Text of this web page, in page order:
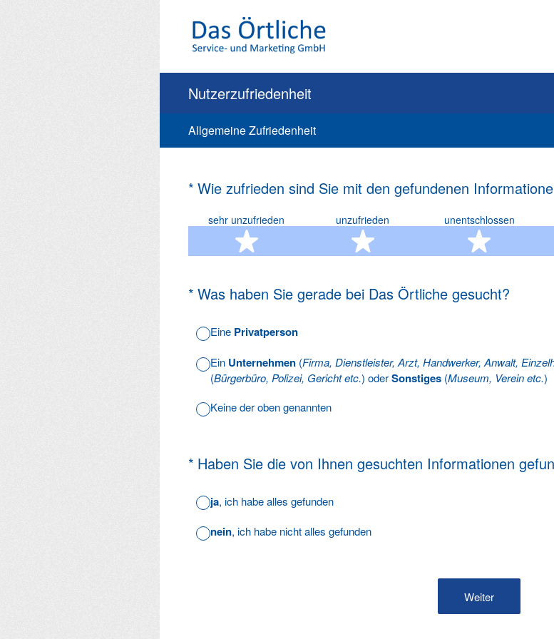
Nutzerzufriedenheit
Allgemeine Zufriedenheit
* Wie zufrieden sind Sie mit den gefundenen
(Erforderlich.)
sehr unzufrieden
1 Stern
unzufrieden
2 Sterne
unentschlossen
3
* Was haben Sie gerade bei Das Örtliche gesucht?
(Erforderlich.)
Eine Privatperson
Ein Unternehmen (Firma, Dienstleister, Arzt, Handwerker, Anwalt,
(Bürgerbüro, Polizei, Gericht etc.) oderSonstiges (Museum, Verein etc.)
Keine der oben genannten
* Haben Sie die von Ihnen gesuchten Informationen
(Erforderlich.)
ja, ich habe alles gefunden
nein, ich habe nicht alles gefunden
Weiter